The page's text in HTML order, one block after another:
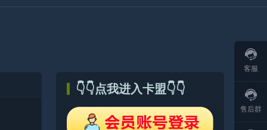
👇👇点我进入卡盟👇👇
客服
售后群